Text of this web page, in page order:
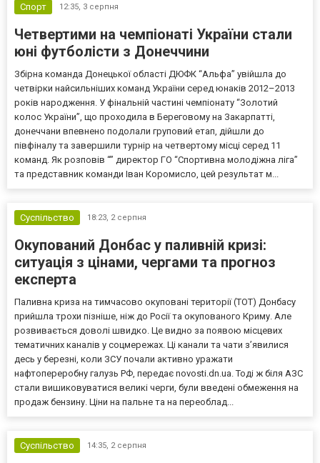
Спорт 12:35, 3 серпня
Четвертими на чемпіонаті України стали
юні футболісти з Донеччини
Збірна команда Донецької області ДЮФК “Альфа” увійшла до
четвірки найсильніших команд України серед юнаків 2012–2013
років народження. У фінальній частині чемпіонату “Золотий
колос України”, що проходила в Береговому на Закарпатті,
донеччани впевнено подолали груповий етап, дійшли до
півфіналу та завершили турнір на четвертому місці серед 11
команд. Як розповів “” директор ГО “Спортивна молодіжна ліга”
та представник команди Іван Коромисло, цей результат м...
Суспільство 18:23, 2 серпня
Окупований Донбас у паливній кризі:
ситуація з цінами, чергами та прогноз
експерта
Паливна криза на тимчасово окуповані території (ТОТ) Донбасу
прийшла трохи пізніше, ніж до Росії та окупованого Криму. Але
розвивається доволі швидко. Це видно за появою місцевих
тематичних каналів у соцмережах. Ці канали та чати з’явилися
десь у березні, коли ЗСУ почали активно уражати
нафтопереробну галузь РФ, передає novosti.dn.ua. Тоді ж біля АЗС
стали вишиковуватися великі черги, були введені обмеження на
продаж бензину. Ціни на пальне та на переоблад...
Суспільство 14:35, 2 серпня